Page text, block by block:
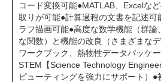
コード変換可能●MATLAB、Excelな
取りが可能●計算過程の文書を記述可
ラフ描画可能●高度な数学機能（群論
な関数）と機能の改良（さまざまな
ワークブック、熱物性データパッケ
STEM【Science Technology
ピューティングを強力にサポート）●